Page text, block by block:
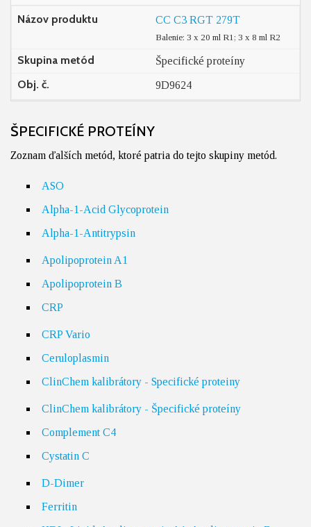
Názov produktu CC C3 RGT 279T
Balenie: 3 x 20 ml R1; 3 x 8 ml R2
Skupina metód Špecifické proteíny
Obj. č. 9D9624
ŠPECIFICKÉ PROTEÍNY
Zoznam ďalších metód, ktoré patria do tejto skupiny metód.
ASO
Alpha-1-Acid Glycoprotein
Alpha-1-Antitrypsin
Apolipoprotein A1
Apolipoprotein B
CRP
CRP Vario
Ceruloplasmin
ClinChem kalibrátory - Specifické proteiny
ClinChem kalibrátory - Špecifické proteíny
Complement C4
Cystatin C
D-Dimer
Ferritin